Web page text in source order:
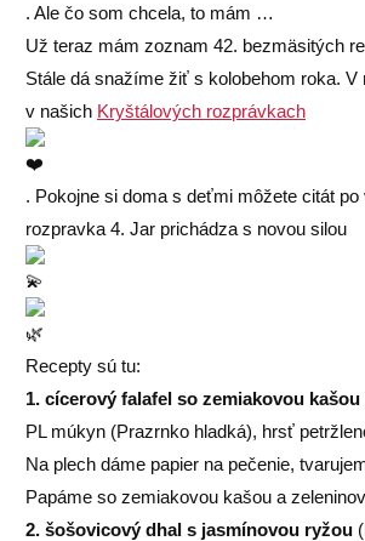
. Ale čo som chcela, to mám …
Už teraz mám zoznam 42. bezmäsitých
Stále dá snažíme žiť s kolobehom roka.
v našich Kryštálových rozprávkach
. Pokojne si doma s deťmi môžete citát
rozpravka 4. Jar prichádza s novou silou
Recepty sú tu:
1. cícerový falafel so zemiakovou kašou
PL múkyn (Prazrnko hladká), hrsť
Na plech dáme papier na pečenie,
Papáme so zemiakovou kašou a
2. šošovicový dhal s jasmínovou ryžou